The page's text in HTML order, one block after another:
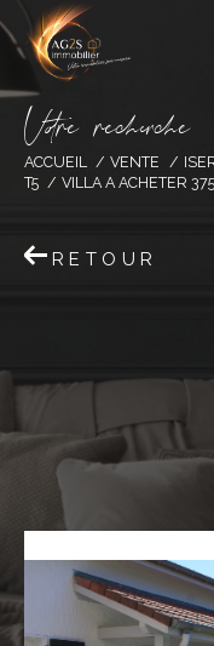
Vore recece
ACCUEIL VENTE
T5
VILLA A ACHETER
RETOUR